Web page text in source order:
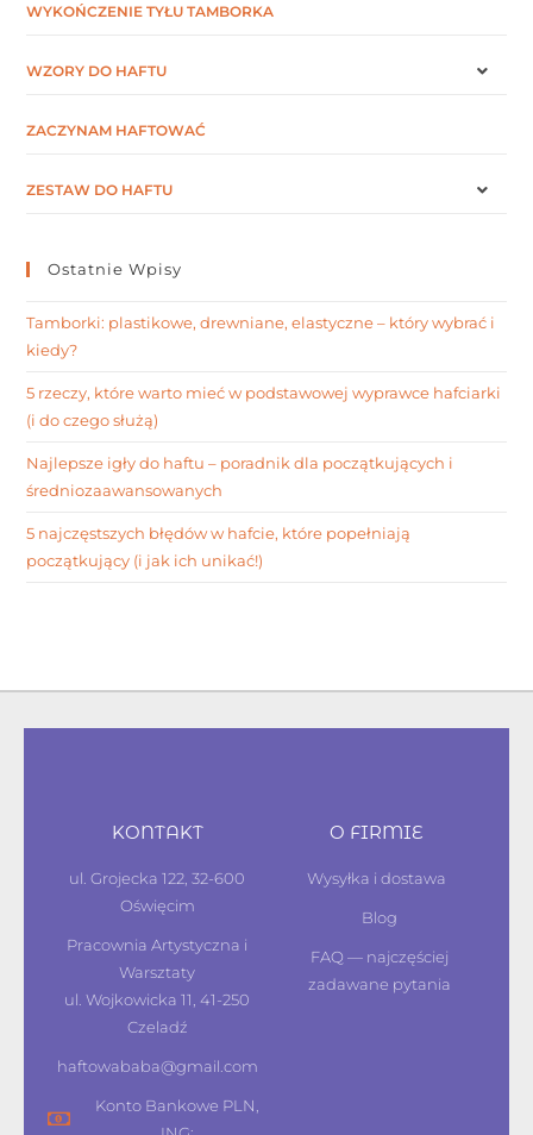
WYKOŃCZENIE TYŁU TAMBORKA
WZORY DO HAFTU
ZACZYNAM HAFTOWAĆ
ZESTAW DO HAFTU
Ostatnie Wpisy
Tamborki: plastikowe, drewniane, elastyczne – który wybrać i
kiedy?
5 rzeczy, które warto mieć w podstawowej wyprawce hafciarki
(i do czego służą)
Najlepsze igły do haftu – poradnik dla początkujących i
średniozaawansowanych
5 najczęstszych błędów w hafcie, które popełniają
początkujący (i jak ich unikać!)
KONTAKT
ul. Grojecka 122, 32-600
Oświęcim
Pracownia Artystyczna i
Warsztaty
ul. Wojkowicka 11, 41-250
Czeladź
haftowababa@gmail.com
Konto Bankowe PLN,
O FIRMIE
Wysyłka i dostawa
Blog
FAQ — najczęściej
zadawane pytania